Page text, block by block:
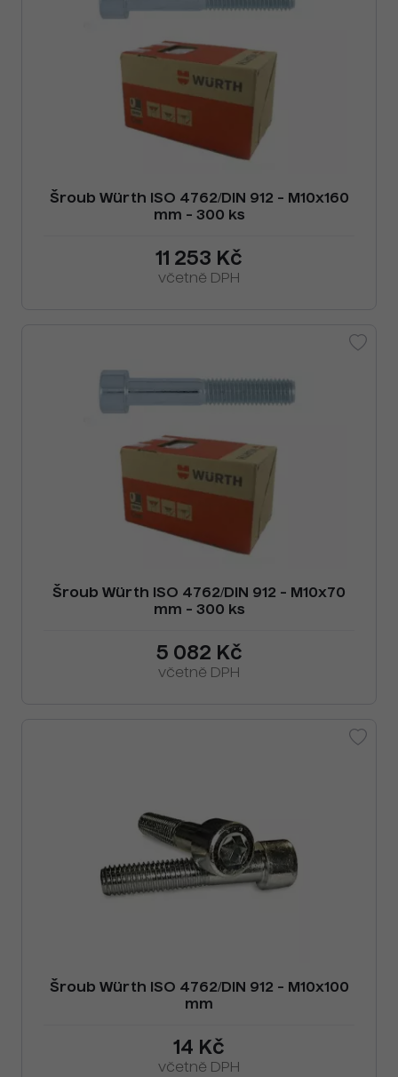
Šroub Würth ISO 4762/DIN 912 - M10x160
mm - 300 ks
11 253 Kč
včetně DPH
Šroub Würth ISO 4762/DIN 912 - M10x70
mm - 300 ks
5 082 Kč
včetně DPH
Šroub Würth ISO 4762/DIN 912 - M10x100
mm
14 Kč
včetně DPH